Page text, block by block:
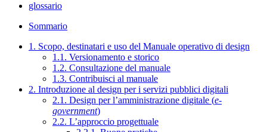
glossario
Sommario
1. Scopo, destinatari e uso del Manuale operativo di design
1.1. Versionamento e storico
1.2. Consultazione del manuale
1.3. Contribuisci al manuale
2. Introduzione al design per i servizi pubblici digitali
2.1. Design per l’amministrazione digitale (e-
government)
2.2. L’approccio progettuale